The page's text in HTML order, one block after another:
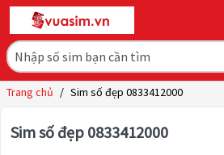
Trang chủ / Sim số đẹp 0833412000
Sim số đẹp 0833412000